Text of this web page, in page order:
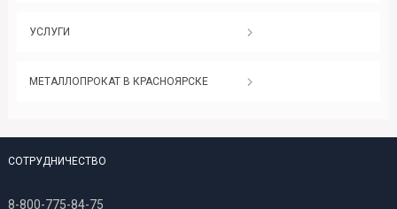
УСЛУГИ
МЕТАЛЛОПРОКАТ В КРАСНОЯРСКЕ
СОТРУДНИЧЕСТВО
8-800-775-84-75